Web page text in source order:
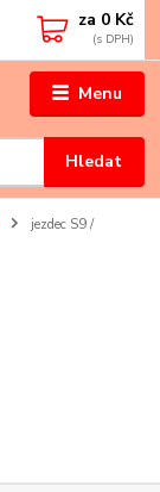
Menu
Hledat
za 0 Kč
jezdec S9 /